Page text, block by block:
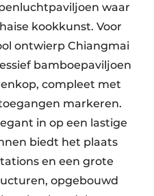
waar
kookkunst. Voor
ontwierp Chiangmai
bamboepaviljoen
compleet met
markeren.
in op een lastige
biedt het plaats
en een grote
opgebouwd